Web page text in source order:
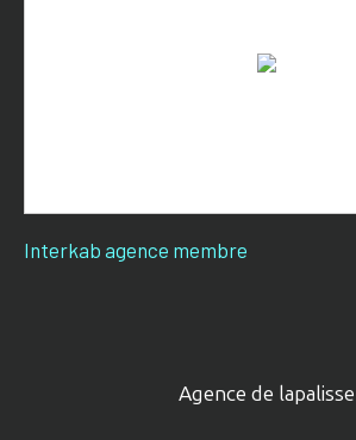
Interkab agence membre
Agence de lapalisse